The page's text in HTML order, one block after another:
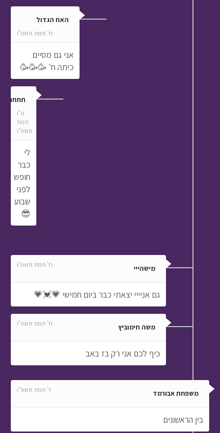
האח הגדול
ח' תמוז תשפ"ו
אני גם מסיים
כיתה ח' 🥳🥳🥳
ט"ו
תמוז
תשפ"ו
לי
כבר
חופש
לפני
שבוע
😎
מישהייי ח' תמוז תשפ"ו
גם אניייי יצאתי כבר ביום חמישי 💗💓💗
משה חימוביץ ח' תמוז תשפ"ו
כיף לכם אני רק בז באב
משפחת אבורמד ז' תמוז תשפ"ו
בין הראשונים